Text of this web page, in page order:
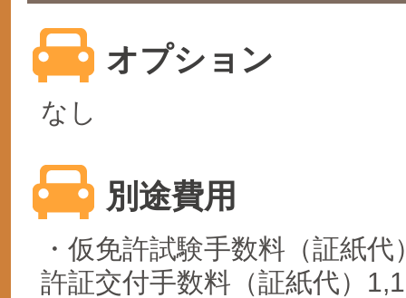
オプション
なし
別途費用
・仮免許試験手数料（証紙
許証交付手数料（証紙代）